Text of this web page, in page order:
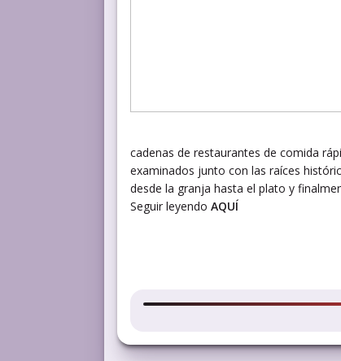
cadenas de restaurantes de comida
examinados junto con las raíces
desde la granja hasta el plato y
Seguir leyendo AQUÍ